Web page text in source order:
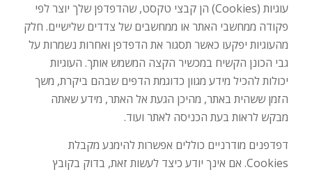
עוגיות (Cookies) הן קבצי טקסט, שהדפדפן שלך יוצר לפי
פקודה ממחשבי האתר או ממחשבים של צדדים שלישיים. חלק
מהעוגיות יפקעו כאשר תסגור את הדפדפן ואחרות נשמרות על
גבי הכונן הקשיח במכשיר הקצה המשמש אותך. העוגיות
יכולות להכיל מידע מגוון כדוגמת הדפים שבהם ביקרת, משך
הזמן ששהית באתר, מהיכן הגעת אל האתר, מידע שאתה
מבקש לראות בעת הכניסה לאתר ועוד.
דפדפנים מודרניים כוללים אפשרות להימנע מקבלת
Cookies. אם אינך יודע כיצד לעשות זאת, בדוק בקובץ